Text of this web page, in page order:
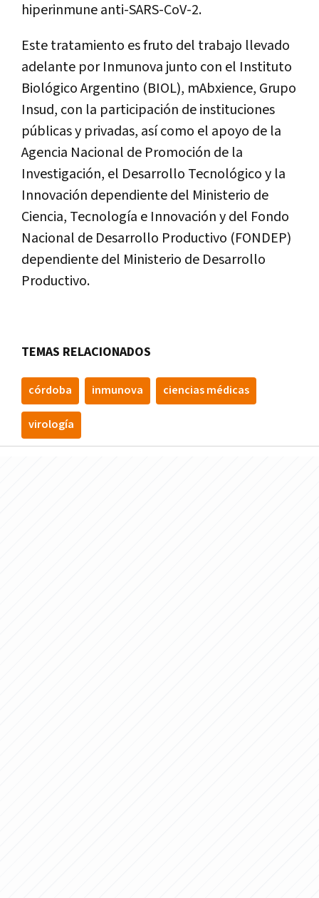
hiperinmune anti-SARS-CoV-2.
Este tratamiento es fruto del trabajo llevado
adelante por Inmunova junto con el Instituto
Biológico Argentino (BIOL), mAbxience, Grupo
Insud, con la participación de instituciones
públicas y privadas, así como el apoyo de la
Agencia Nacional de Promoción de la
Investigación, el Desarrollo Tecnológico y la
Innovación dependiente del Ministerio de
Ciencia, Tecnología e Innovación y del Fondo
Nacional de Desarrollo Productivo (FONDEP)
dependiente del Ministerio de Desarrollo
Productivo.
TEMAS RELACIONADOS
córdoba inmunova ciencias médicas
virología